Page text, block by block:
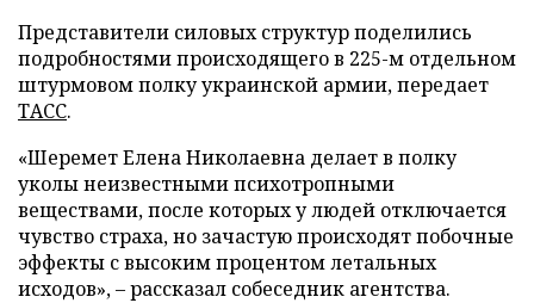
Представители силовых структур поделились
подробностями происходящего в 225-м отдельном
штурмовом полку украинской армии, передает
ТАСС.
«Шеремет Елена Николаевна делает в полку
уколы неизвестными психотропными
веществами, после которых у людей отключается
чувство страха, но зачастую происходят побочные
эффекты с высоким процентом летальных
исходов», – рассказал собеседник агентства.